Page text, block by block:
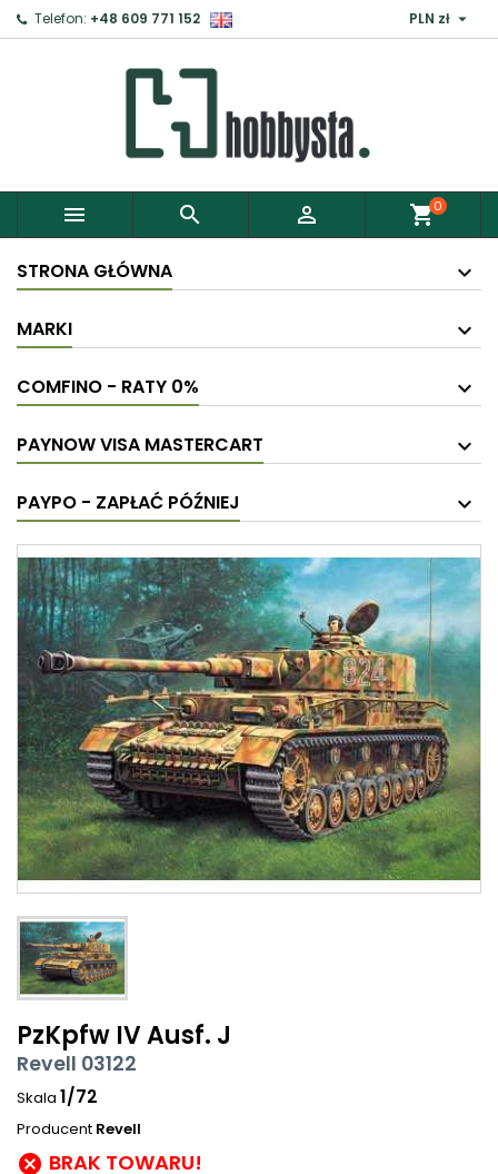
Telefon: +48 609 771 152 PLN zł 
   shopping_cart0
STRONA GŁÓWNA
MARKI
COMFINO - RATY 0%
PAYNOW VISA MASTERCART
PAYPO - ZAPŁAĆ PÓŹNIEJ
PzKpfw IV Ausf. J
Revell 03122
Skala 1/72
Producent Revell
 BRAK TOWARU!